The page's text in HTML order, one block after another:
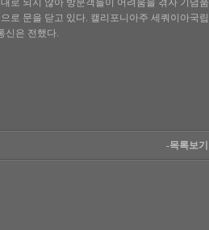
로 되지 않아 방문객들이 어려움을 겪자 기념품
로 문을 닫고 있다. 캘리포니아주 세쿼이아국립
신은 전했다.
-목록보기